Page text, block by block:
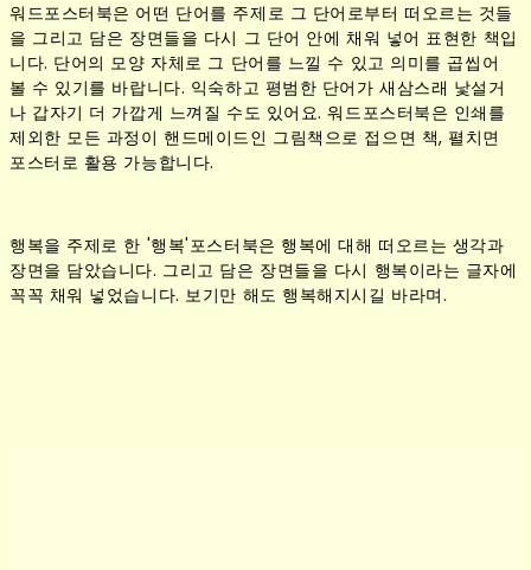
워드포스터북은 어떤 단어를 주제로 그 단어로부터 떠오르는 것들
을 그리고 담은 장면들을 다시 그 단어 안에 채워 넣어 표현한 책입
니다. 단어의 모양 자체로 그 단어를 느낄 수 있고 의미를 곱씹어
볼 수 있기를 바랍니다. 익숙하고 평범한 단어가 새삼스래 낯설거
나 갑자기 더 가깝게 느껴질 수도 있어요. 워드포스터북은 인쇄를
제외한 모든 과정이 핸드메이드인 그림책으로 접으면 책, 펼치면
포스터로 활용 가능합니다.
행복을 주제로 한 '행복'포스터북은 행복에 대해 떠오르는 생각과
장면을 담았습니다. 그리고 담은 장면들을 다시 행복이라는 글자에
꼭꼭 채워 넣었습니다. 보기만 해도 행복해지시길 바라며.